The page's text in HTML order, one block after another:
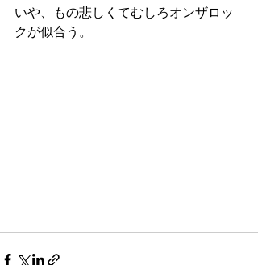
いや、もの悲しくてむしろオンザロッ
クが似合う。